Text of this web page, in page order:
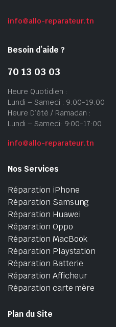
info@allo-reparateur.tn
Besoin d’aide ?
70 13 03 03
Heure Quotidien :
Lundi – Samedi : 9:00-19:00
Heure D’été / Ramadan :
Lundi – Samedi: 9:00-17:00
info@allo-reparateur.tn
Nos Services
Réparation iPhone
Réparation Samsung
Réparation Huawei
Réparation Oppo
Réparation MacBook
Réparation Playstation
Réparation Batterie
Réparation Afficheur
Réparation carte mère
Plan du Site